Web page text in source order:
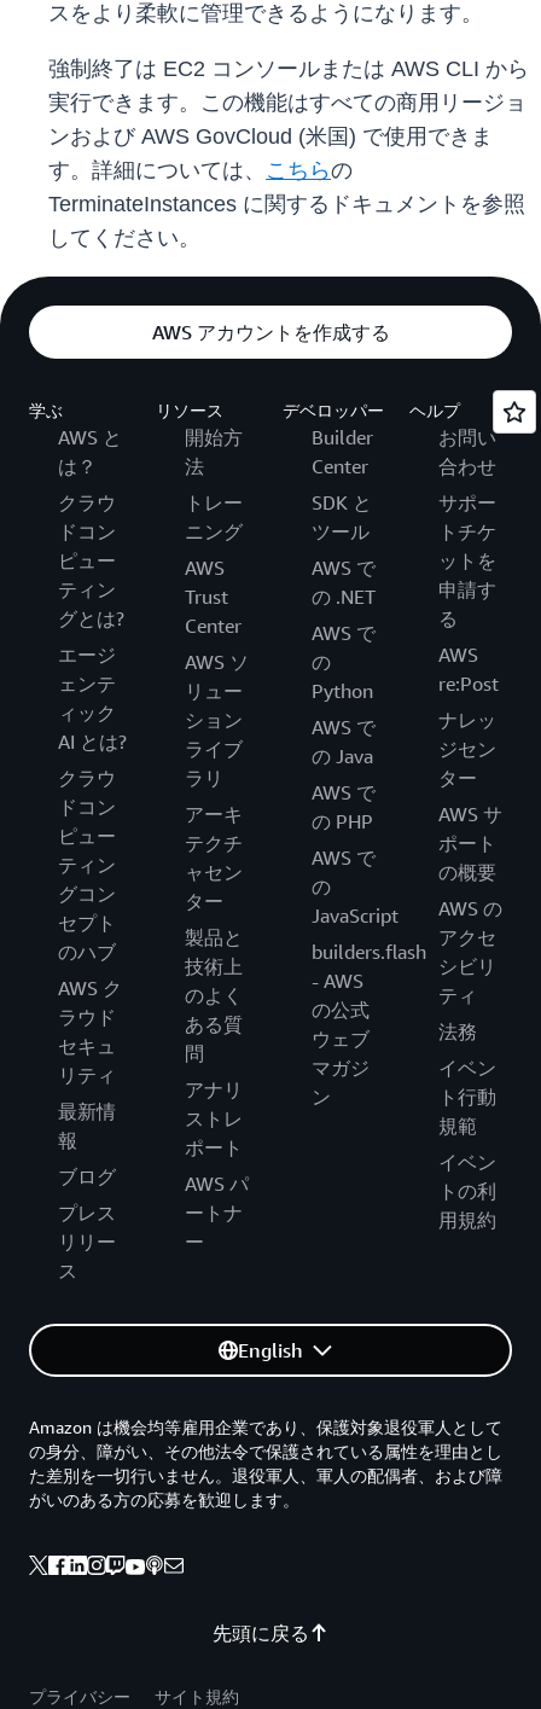
スをより柔軟に管理できるようになります。
強制終了は EC2 コンソールまたは AWS CLI から
実行できます。この機能はすべての商用リージョ
ンおよび AWS GovCloud (米国) で使用できま
す。詳細については、 こちらの
TerminateInstances に関するドキュメントを参照
してください。
AWS アカウントを作成する
学ぶ
AWS と
は？
クラウ
ドコン
ピュー
ティン
グとは?
エージ
ェンテ
ィック
AI とは?
クラウ
ドコン
ピュー
ティン
グコン
セプト
のハブ
AWS ク
ラウド
セキュ
リティ
最新情
報
ブログ
プレス
リリー
ス
リソース
開始方
法
トレー
ニング
AWS
Trust
Center
AWS ソ
リュー
ション
ライブ
ラリ
アーキ
テクチ
ャセン
ター
製品と
技術上
のよく
ある質
問
アナリ
ストレ
ポート
AWS パ
ートナ
ー
デベロッパー
Builder
Center
SDK と
ツール
AWS で
の .NET
AWS で
の
Python
AWS で
の Java
AWS で
の PHP
AWS で
の
JavaScript
builders.flash
- AWS
の公式
ウェブ
マガジ
ン
ヘルプ
お問い
合わせ
サポー
トチケ
ットを
申請す
る
AWS
re:Post
ナレッ
ジセン
ター
AWS サ
ポート
の概要
AWS の
アクセ
シビリ
ティ
法務
イベン
ト行動
規範
イベン
トの利
用規約
English
先頭に戻る
Amazon は機会均等雇用企業であり、保護対象退役軍人として
の身分、障がい、その他法令で保護されている属性を理由とし
た差別を一切行いません。退役軍人、軍人の配偶者、および障
がいのある方の応募を歓迎します。
プライバシー サイト規約